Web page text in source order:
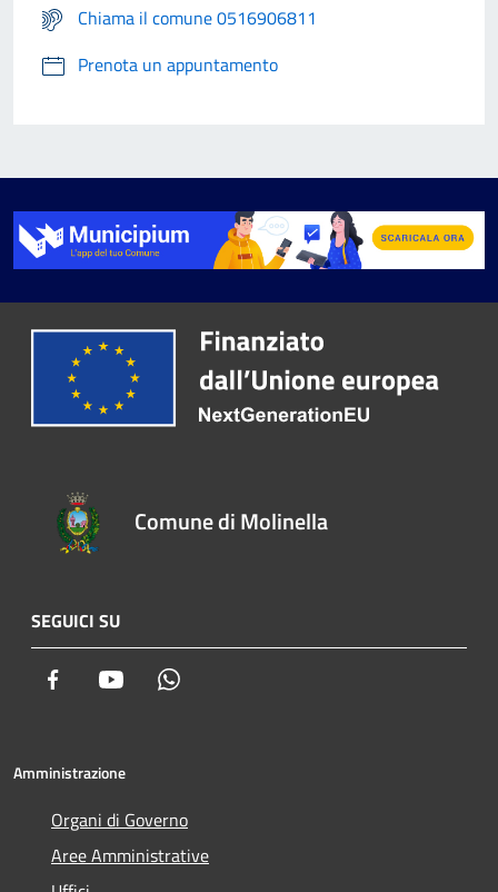
Chiama il comune 0516906811
Prenota un appuntamento
Comune di Molinella
SEGUICI SU
Facebook Youtube
Amministrazione
Organi di Governo
Aree Amministrative